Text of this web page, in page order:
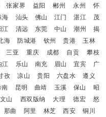
张家界 益阳 郴州 永州
怀
海 汕头 佛山 江门 湛江
茂
江 清远 东莞 中山 潮州
揭
海 防城港 钦州 贵港
玉林
三亚 重庆 成都 自贡
攀枝
江 乐山 南充 眉山 宜宾
广
孜 凉山 贵阳 六盘水
遵义
南 昆明 曲靖 玉溪 保山
昭
文山 西双版纳 大理 德宏
怒
那曲 阿里 林芝 西安
铜川